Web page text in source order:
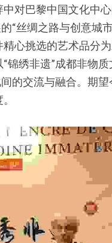
对巴黎中国文化中
“丝绸之路与创意城
心挑选的艺术品分
锦绣非遗”成都非物
的交流与融合。期